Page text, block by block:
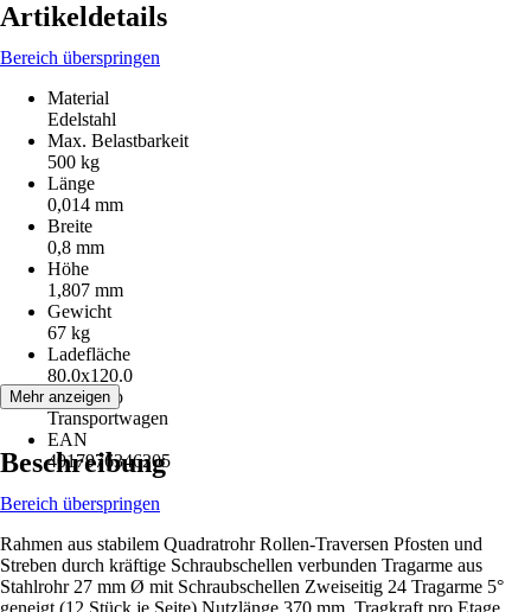
Artikeldetails
Bereich überspringen
Material
Edelstahl
Max. Belastbarkeit
500 kg
Länge
0,014 mm
Breite
0,8 mm
Höhe
1,807 mm
Gewicht
67 kg
Ladefläche
80.0x120.0
Artikeltyp
Transportwagen
EAN
4017976346205
Mehr anzeigen
Beschreibung
Bereich überspringen
Rahmen aus stabilem Quadratrohr Rollen-Traversen Pfosten und
Streben durch kräftige Schraubschellen verbunden Tragarme aus
Stahlrohr 27 mm Ø mit Schraubschellen Zweiseitig 24 Tragarme 5°
geneigt (12 Stück je Seite) Nutzlänge 370 mm, Tragkraft pro Etage